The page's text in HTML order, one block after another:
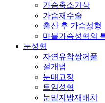
가슴축소거상
가슴재수술
출산 후 가슴성형
마블가슴성형의
눈성형
자연유착쌍꺼풀
절개법
눈매교정
트임성형
눈밑지방재배치